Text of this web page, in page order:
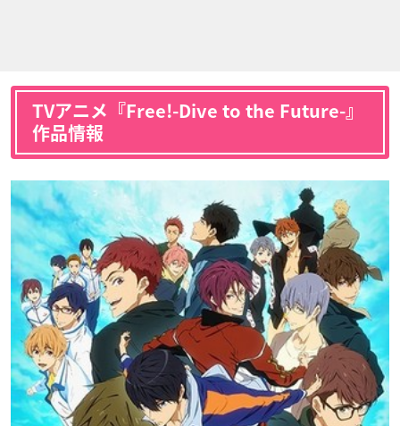
TVアニメ『Free!-Dive to the Future-』
作品情報